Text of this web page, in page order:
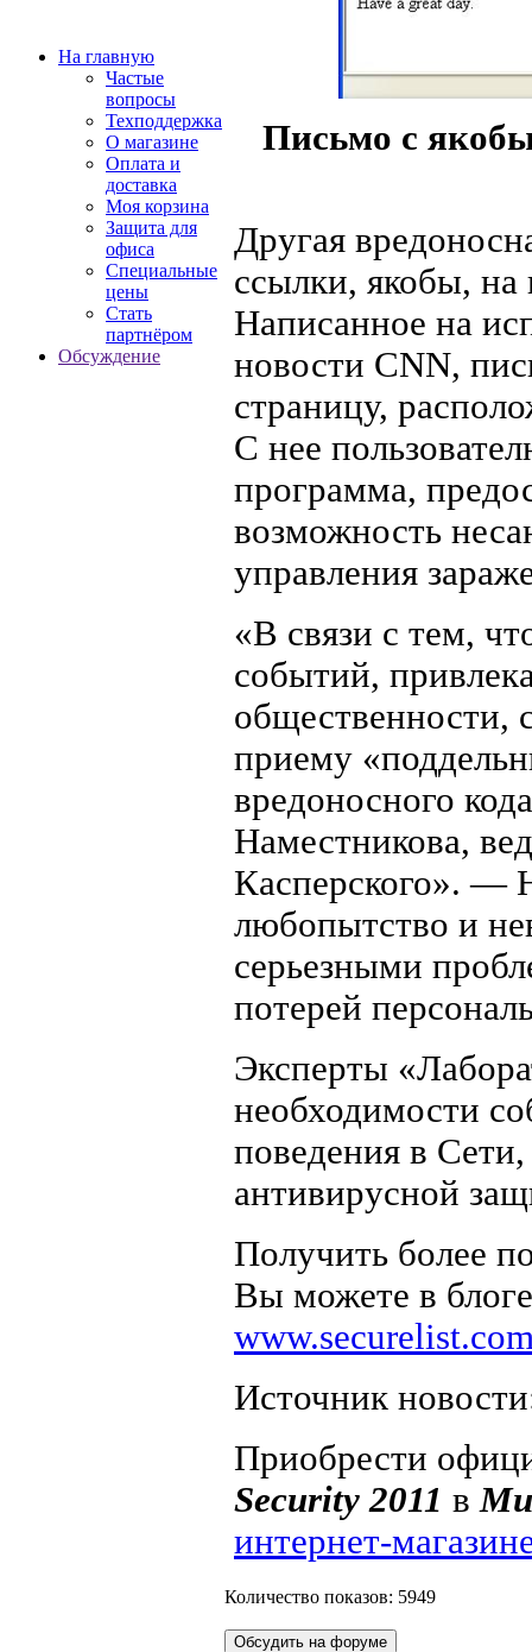
На главную
Частые
вопросы
Техподдержка
О магазине
Оплата и
доставка
Моя корзина
Защита для
офиса
Специальные
цены
Стать
партнёром
Обсуждение
Письмо с
Другая
ссылки, якобы, на
Написанное на
новости CNN,
страницу,
С нее
программа,
возможность
управления
«В связи с тем,
событий,
общественности,
приему
вредоносного
Наместникова,
Касперского». —
любопытство и
серьезными
потерей
Эксперты
необходимости
поведения в
антивирусной
Получить более
Вы можете в
Источник
Приобрести
Security 2011 в
интернет-
Количество показов: 5949